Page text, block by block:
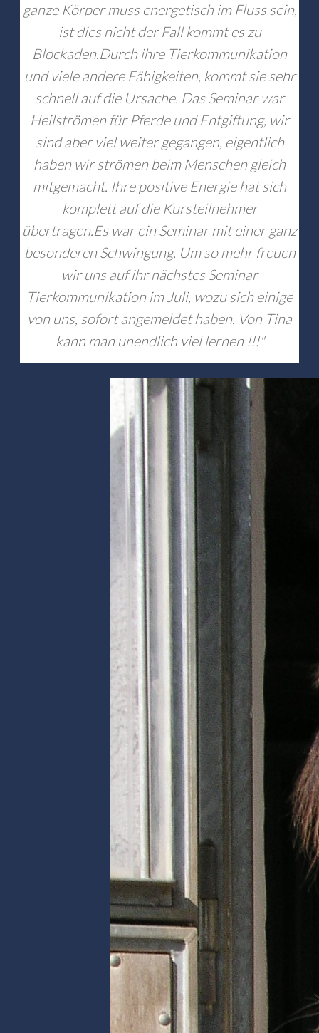
ganze Körper muss energetisch im Fluss sein,
ist dies nicht der Fall kommt es zu
Blockaden.Durch ihre Tierkommunikation
und viele andere Fähigkeiten, kommt sie sehr
schnell auf die Ursache. Das Seminar war
Heilströmen für Pferde und Entgiftung, wir
sind aber viel weiter gegangen, eigentlich
haben wir strömen beim Menschen gleich
mitgemacht. Ihre positive Energie hat sich
komplett auf die Kursteilnehmer
übertragen.Es war ein Seminar mit einer ganz
besonderen Schwingung. Um so mehr freuen
wir uns auf ihr nächstes Seminar
Tierkommunikation im Juli, wozu sich einige
von uns, sofort angemeldet haben. Von Tina
kann man unendlich viel lernen !!!"